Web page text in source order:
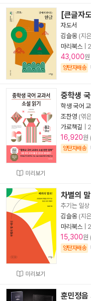
[큰글자
자도서
김슬옹 (지
마리북스
43,000
양탄자배송
미리보기
중학생
학생 국어
조찬영 (엮
가로책길
16,920원
양탄자배송
미리보기
차별의
추기는 일상
김슬옹 (지
마리북스
15,300원
양탄자배송
훈민정